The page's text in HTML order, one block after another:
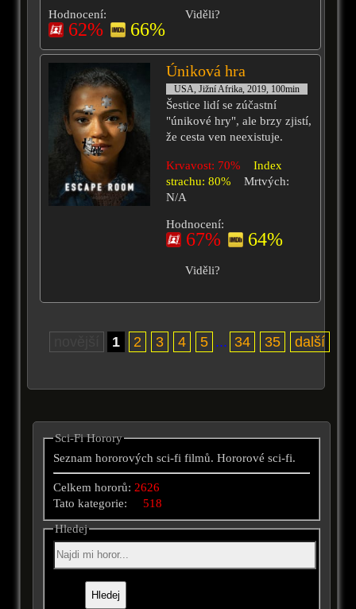
Hodnocení:
62% 66%
Viděli?
Úniková hra
USA, Jižní Afrika, 2019, 100min
Šestice lidí se zúčastní
"únikové hry", ale brzy zjistí,
že cesta ven neexistuje.
Krvavost: 70%
Index
strachu: 80%
Mrtvých:
N/A
Hodnocení:
67% 64%
Viděli?
1 2 3 4 5 ... 34 35 další
Sci-Fi Horory
Seznam hororových sci-fi filmů. Hororové sci-fi.
Celkem hororů:2626
Tato kategorie:518
Hledej